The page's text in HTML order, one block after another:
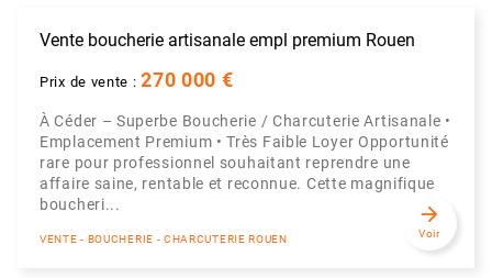
Vente boucherie artisanale empl premium Rouen
Prix de vente :270 000 €
À Céder – Superbe Boucherie / Charcuterie Artisanale •
Emplacement Premium • Très Faible Loyer Opportunité
rare pour professionnel souhaitant reprendre une
affaire saine, rentable et reconnue. Cette magnifique
boucheri...
VENTE - BOUCHERIE - CHARCUTERIE ROUEN
arrow_forward
Voir